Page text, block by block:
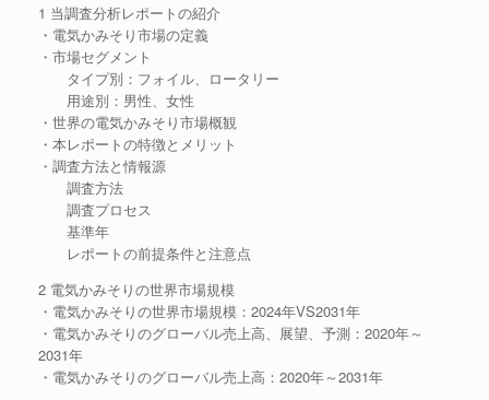
1 当調査分析レポートの紹介
・電気かみそり市場の定義
・市場セグメント
タイプ別：フォイル、ロータリー
用途別：男性、女性
・世界の電気かみそり市場概観
・本レポートの特徴とメリット
・調査方法と情報源
調査方法
調査プロセス
基準年
レポートの前提条件と注意点
2 電気かみそりの世界市場規模
・電気かみそりの世界市場規模：2024年VS2031年
・電気かみそりのグローバル売上高、展望、予測：2020年～
2031年
・電気かみそりのグローバル売上高：2020年～2031年